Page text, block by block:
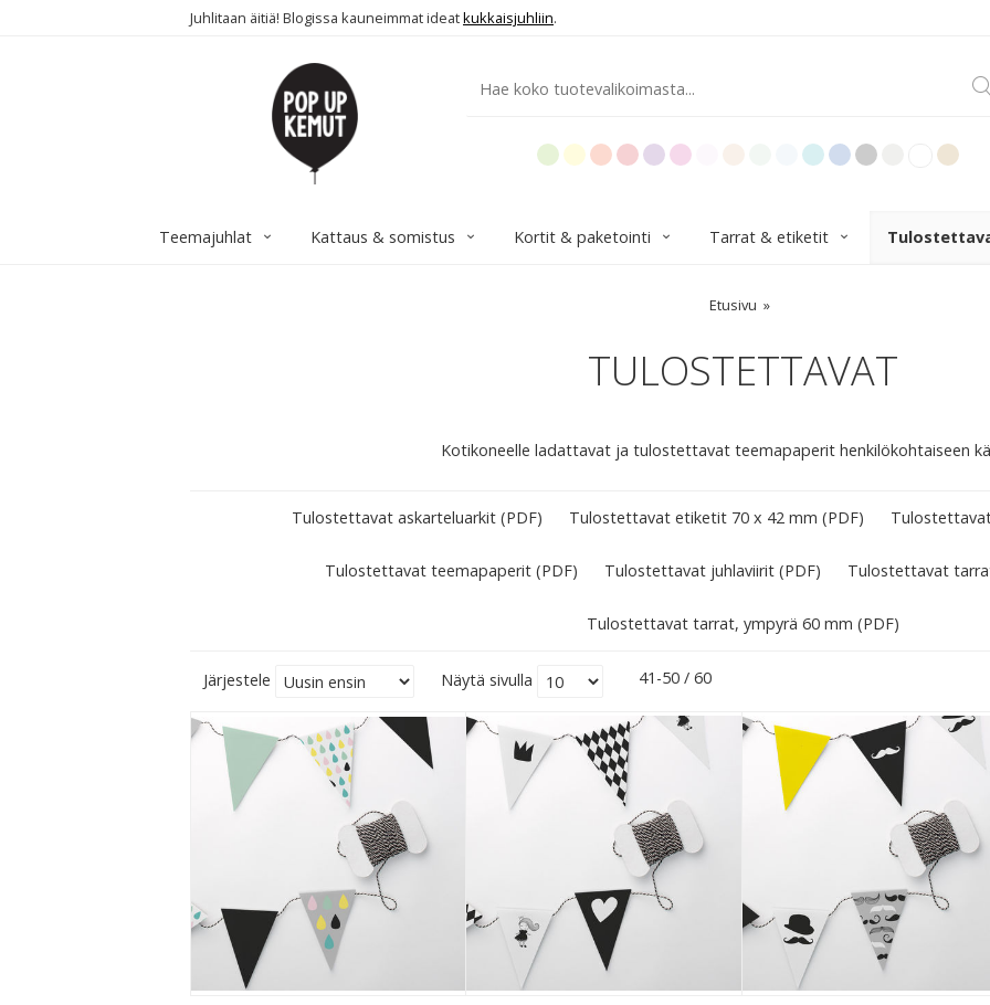
Juhlitaan äitiä! Blogissa kauneimmat ideatkukkaisjuhliin.
Teemajuhlat Kattaus & somistus Kortit & paketointi Tarrat & etiketit
Etusivu
TULOSTETTAVAT
Kotikoneelle ladattavat ja tulostettavat teemapaperit henkilökohtaiseen
Tulostettavat askarteluarkit (PDF) Tulostettavat etiketit 70 x 42 mm (PDF)
Tulostettavat teemapaperit (PDF) Tulostettavat juhlaviirit (PDF) Tulostettavat
Tulostettavat tarrat, ympyrä 60 mm (PDF)
Järjestele Näytä sivulla 41-50 / 60